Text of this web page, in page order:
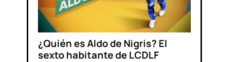
¿Quién es Aldo de Nigris? El
sexto habitante de LCDLF